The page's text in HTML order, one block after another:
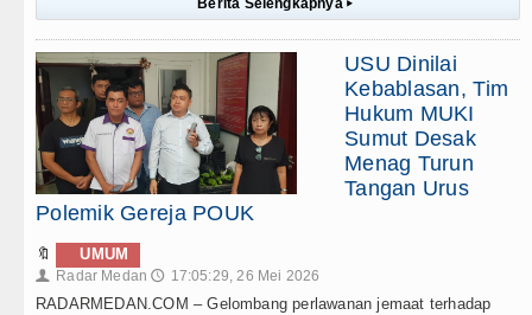
Berita Selengkapnya ▸
USU Dinilai
Kebablasan, Tim
Hukum MUKI
Sumut Desak
Menag Turun
Tangan Urus
Polemik Gereja POUK
🔖 UMUM
👤 Radar Medan 🕔 17:05:29, 26 Mei 2026
RADARMEDAN.COM – Gelombang perlawanan jemaat terhadap